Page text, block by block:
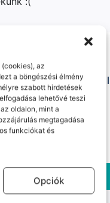
az
a böngészési élmény
szabott hirdetések
lehetővé teszi
oldalon, mint a
megtagadása
funkciókat és
Opciók
tájékoztató
Kapcsolat